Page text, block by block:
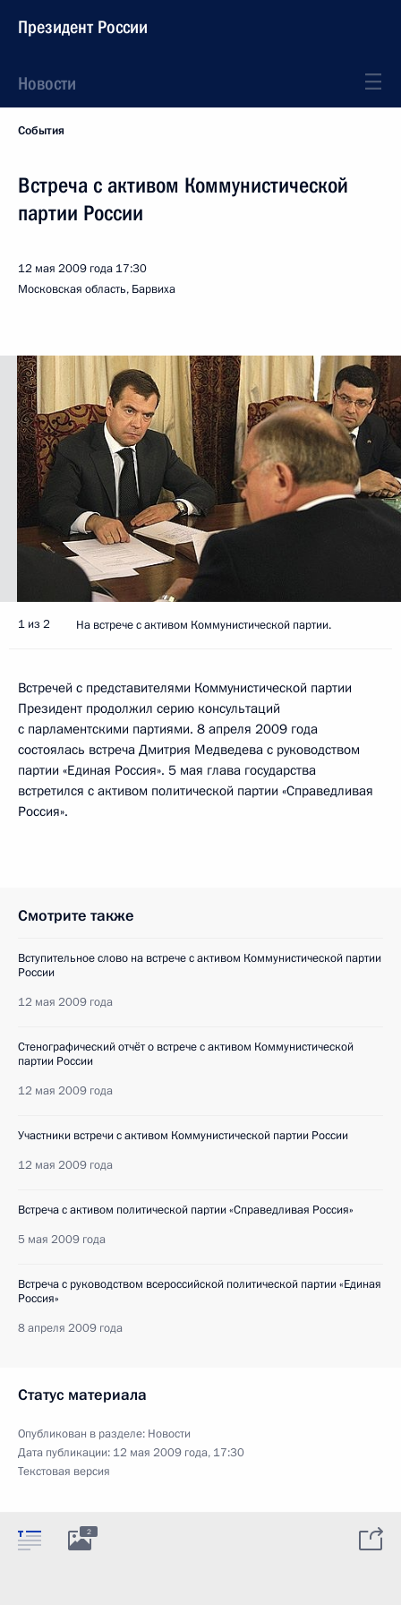
Президент России
Новости
События
Встреча с активом Коммунистической
партии России
12 мая 2009 года 17:30
Московская область, Барвиха
1 из 2 На встрече с активом Коммунистической партии.
Встречей с представителями Коммунистической партии
Президент продолжил серию консультаций
с парламентскими партиями. 8 апреля 2009 года
состоялась встреча Дмитрия Медведева с руководством
партии «Единая Россия». 5 мая глава государства
встретился с активом политической партии «Справедливая
Россия».
Смотрите также
Вступительное слово на встрече с активом Коммунистической партии
России
12 мая 2009 года
Стенографический отчёт о встрече с активом Коммунистической
партии России
12 мая 2009 года
Участники встречи с активом Коммунистической партии России
12 мая 2009 года
Встреча с активом политической партии «Справедливая Россия»
5 мая 2009 года
Встреча с руководством всероссийской политической партии «Единая
Россия»
8 апреля 2009 года
Статус материала
Опубликован в разделе: Новости
Дата публикации: 12 мая 2009 года, 17:30
Текстовая версия
2